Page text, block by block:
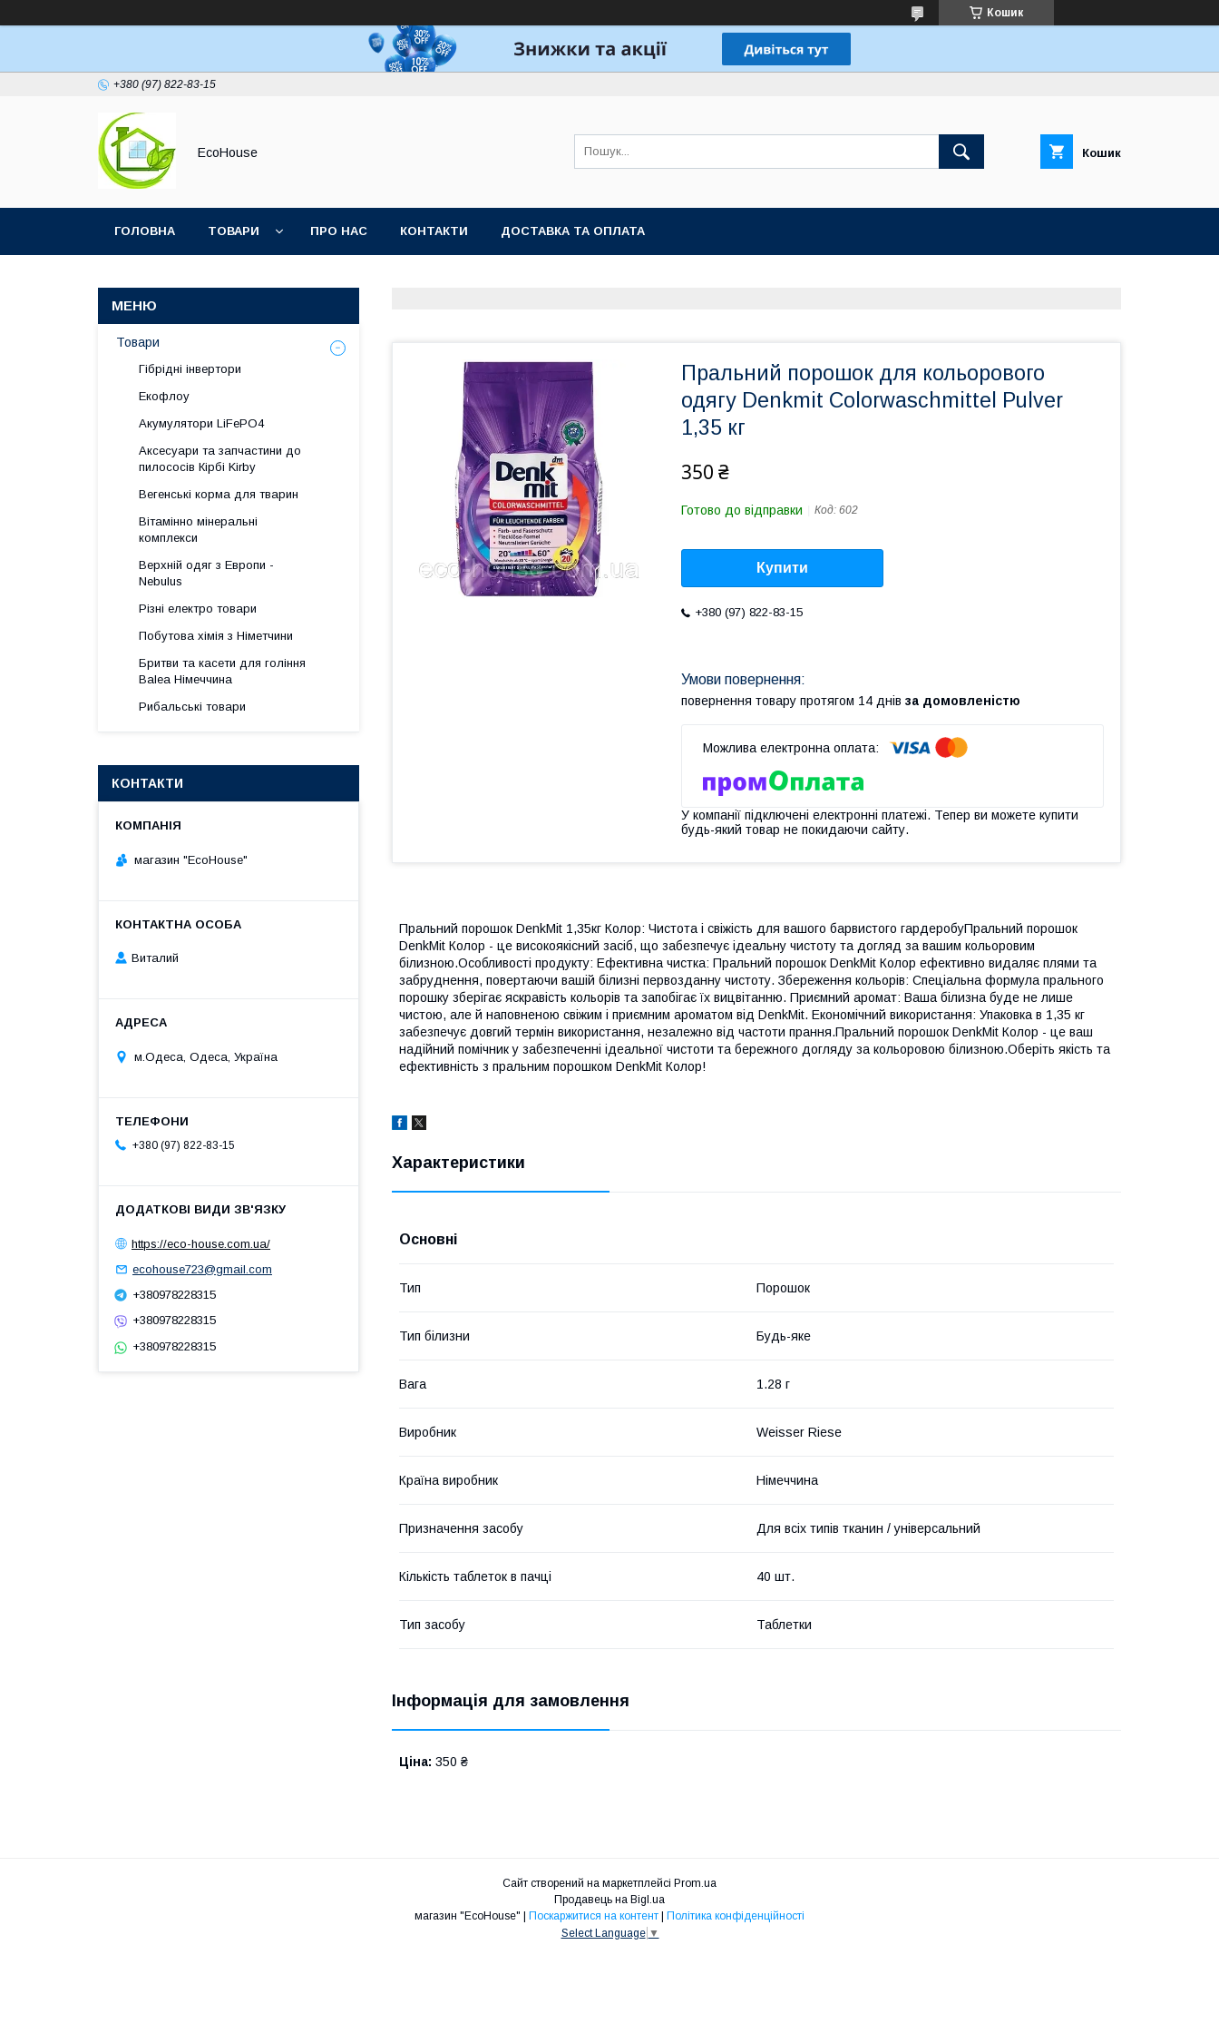
Кошик
+380 (97) 822-83-15
EcoHouse Кошик
ГОЛОВНА ТОВАРИ ПРО НАС КОНТАКТИ ДОСТАВКА ТА ОПЛАТА
Пральний порошок для кольорового
одягу Denkmit Colorwaschmittel Pulver
1,35 кг
350 ₴
Готово до відправки Код: 602
Купити
+380 (97) 822-83-15
повернення товару протягом 14 днів за домовленістю
У компанії підключені електронні платежі. Тепер ви можете купити
будь-який товар не покидаючи сайту.
Пральний порошок DenkMit 1,35кг Колор: Чистота і свіжість для вашого барвистого гардеробуПральний порошок
DenkMit Колор - це високоякісний засіб, що забезпечує ідеальну чистоту та догляд за вашим кольоровим
білизною.Особливості продукту: Ефективна чистка: Пральний порошок DenkMit Колор ефективно видаляє плями та
забруднення, повертаючи вашій білизні первозданну чистоту. Збереження кольорів: Спеціальна формула прального
порошку зберігає яскравість кольорів та запобігає їх вицвітанню. Приємний аромат: Ваша білизна буде не лише
чистою, але й наповненою свіжим і приємним ароматом від DenkMit. Економічний використання: Упаковка в 1,35 кг
забезпечує довгий термін використання, незалежно від частоти прання.Пральний порошок DenkMit Колор - це ваш
надійний помічник у забезпеченні ідеальної чистоти та бережного догляду за кольоровою білизною.Оберіть якість та
ефективність з пральним порошком DenkMit Колор!
Характеристики
Основні
Тип Порошок
Тип білизни Будь-яке
Вага 1.28 г
Виробник Weisser Riese
Країна виробник Німеччина
Призначення засобу Для всіх типів тканин / універсальний
Кількість таблеток в пачці 40 шт.
Тип засобу Таблетки
Інформація для замовлення
Ціна: 350 ₴
Товари
Гібрідні інвертори
Екофлоу
Акумулятори LiFePO4
Аксесуари та запчастини до
пилососів Кірбі Kirby
Вегенські корма для тварин
Вітамінно мінеральні
комплекси
Верхній одяг з Европи -
Nebulus
Різні електро товари
Побутова хімія з Німетчини
Бритви та касети для гоління
Balea Німеччина
Рибальські товари
КОНТАКТИ
магазин "EcoHouse"
Виталий
м.Одеса, Одеса, Україна
+380 (97) 822-83-15
https://eco-house.com.ua/
ecohouse723@gmail.com
+380978228315
+380978228315
+380978228315
Сайт створений на маркетплейсі Prom.ua
Продавець на Bigl.ua
магазин "EcoHouse" | Поскаржитися на контент | Політика конфіденційності
Select Language ▼